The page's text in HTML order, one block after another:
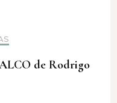
de Rodrigo